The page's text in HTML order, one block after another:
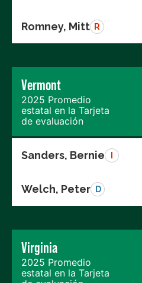
Romney, Mitt R
Vermont
2025 Promedio
estatal en la Tarjeta
de evaluación
Sanders, Bernie
Welch, Peter D
Virginia
2025 Promedio
estatal en la Tarjeta